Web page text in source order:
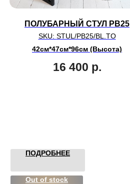
ПОЛУБАРНЫЙ СТУЛ PB25
SKU: STUL/PB25/BL.TO
42см*47см*96см (Высота)
16 400 р.
ПОДРОБНЕЕ
Out of stock